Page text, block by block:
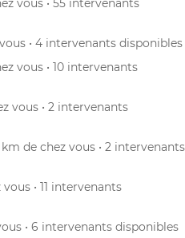
vous • 55 intervenants
• 4 intervenants disponibles
vous • 10 intervenants
vous • 2 intervenants
km de chez vous • 2 intervenants
vous • 11 intervenants
• 6 intervenants disponibles